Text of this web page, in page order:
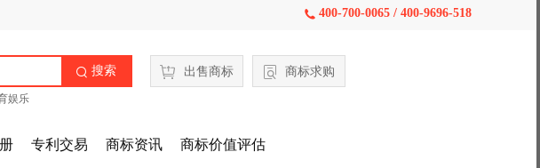
 400-700-0065 / 400-9696-518
 搜索
娱乐
出售商标 商标求购
专利交易 商标资讯 商标价值评估